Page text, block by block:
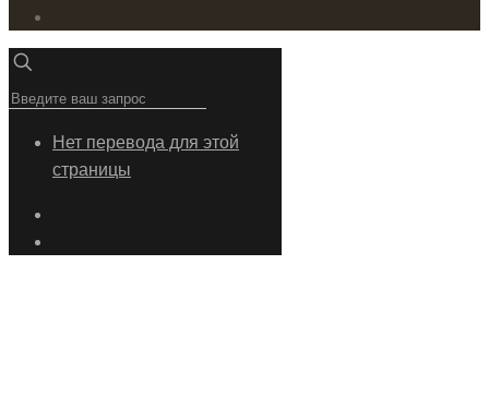
Нет перевода для этой
страницы